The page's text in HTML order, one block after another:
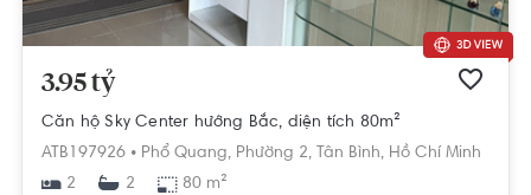
3.95 tỷ
Căn hộ Sky Center hướng Bắc, diện tích 80m²
ATB197926 • Phổ Quang, Phường 2, Tân Bình, Hồ Chí Minh
2
2 80 m²